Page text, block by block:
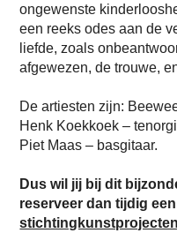
ongewenste
een reeks odes aan de
liefde, zoals
afgewezen, de trouwe,
De artiesten zijn:
Henk Koekkoek –
Piet Maas – basgitaar.
Dus wil jij bij dit
reserveer dan tijdig